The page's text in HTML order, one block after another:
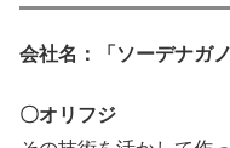
会社名：「ソーデナガ
〇オリフジ